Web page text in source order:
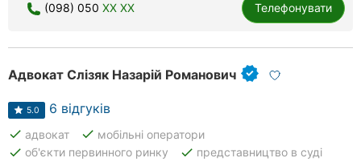
(098) 050 XX XX Телефонувати
Адвокат Слізяк Назарій Романович
5.0 6 відгуків
done адвокат done мобільні оператори
done об'єкти первинного ринку done представництво в суді